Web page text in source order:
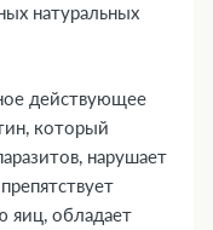
натуральных
действующее
который
нарушает
яиц, обладает